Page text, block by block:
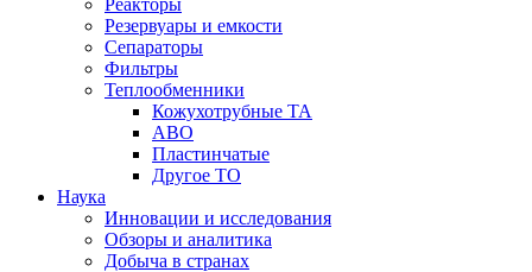
Реакторы
Резервуары и емкости
Сепараторы
Фильтры
Теплообменники
Кожухотрубные ТА
АВО
Пластинчатые
Другое ТО
Наука
Инновации и исследования
Обзоры и аналитика
Добыча в странах